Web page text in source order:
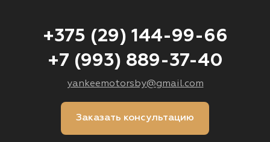
+375 (29) 144-99-66
+7 (993) 889-37-40
yankeemotorsby@gmail.com
Заказать консультацию